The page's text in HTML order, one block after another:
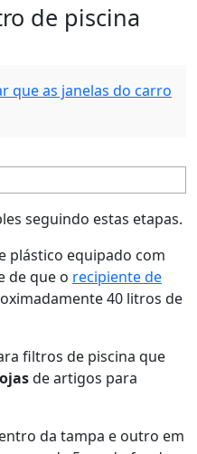
de piscina
que as janelas do carro
seguindo estas etapas.
plástico equipado com
de que o recipiente de
40 litros de
filtros de piscina que
de artigos para
da tampa e outro em